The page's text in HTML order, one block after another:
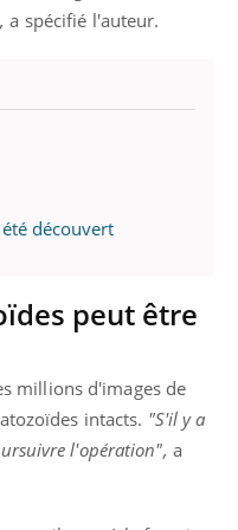
a spécifié l'auteur.
découvert
peut être
millions d'images de
intacts. "S'il y a
l'opération", a